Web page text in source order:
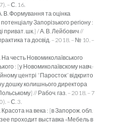
– С. 16.
В. Формування та оцінка
Запорізького регіону :
приват. шк.] / А. В. Лейбович //
та досвід. – 2018. – № 10. –
честь Новомиколаївського
: [у Новомиколаївскому навч.-
центрі “Паросток” відкрито
дошку колишнього директора
// Рабоч. газ. – 2018. – 7
– С. 3.
на века : [в Запорож. обл.
проходит выставка «Мебель в